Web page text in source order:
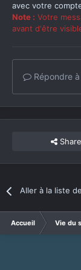
avec votre
Note : Votre
avant d'être
Répondre
Share
Aller à la liste
Accueil Vie du